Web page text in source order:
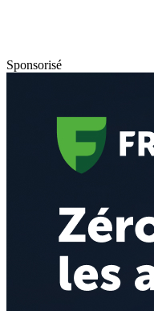
Sponsorisé